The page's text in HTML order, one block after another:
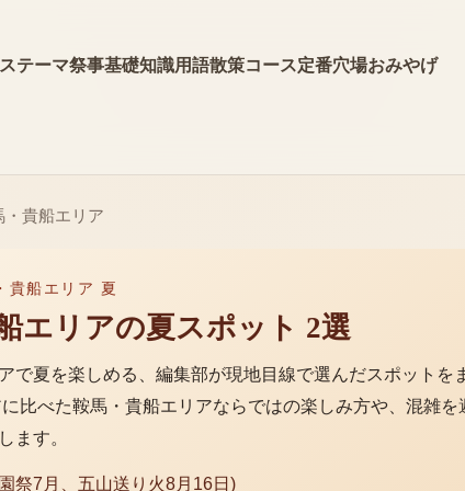
テーマ祭事基礎知識用語散策コース定番穴場おみやげ
・貴船エリア
貴船エリア 夏
エリアの夏スポット 2選
で夏を楽しめる、編集部が現地目線で選んだスポットを
比べた鞍馬・貴船エリアならではの楽しみ方や、混雑を
ます。
祭7月、五山送り火8月16日)